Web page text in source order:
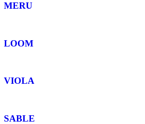
MERU
LOOM
VIOLA
SABLE